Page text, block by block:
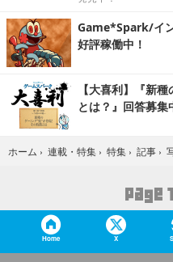
Game*Spark/イ
好評稼働中！
【大喜利】『新
とは？』回答募集
ホーム › 連載・特集 › 特集 › 記事 ›
Home X